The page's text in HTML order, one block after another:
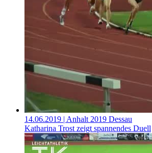
14.06.2019 | Anhalt 2019 Dessau
Katharina Trost zeigt spannendes Duell